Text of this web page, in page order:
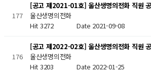
177
[공고 제2021-01호] 울산생명의전화 직원
울산생명의전화
Hit 3272 Date 2021-09-08
176
[공고 제2022-02호] 울산생명의전화 직원
울산생명의전화
Hit 3203 Date 2022-01-25